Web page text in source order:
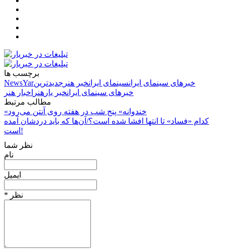
برچسب ها
NewsYar
خبرهای سینمای ایرانسینمای ایرانخبر هنر جدیدترین
خبرهای سینمای ایرانخبر یار هنر اخبار هنر
مطالب مرتبط
«خندوانه» پنج شب در هفته روی آنتن می‌رود
کدام «فساد» تا انتها افشا شده است؟/آن‌ها که باید دردشان آمده
است!
نظر شما
نام
ایمیل
* نظر